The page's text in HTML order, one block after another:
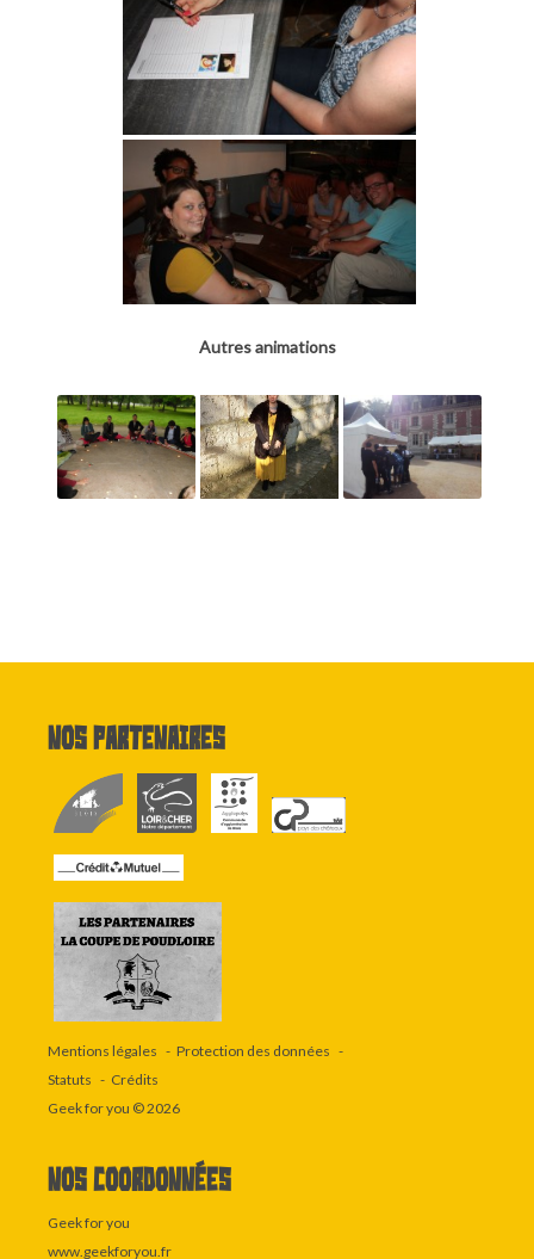
Autres animations
Nos partenaires
Mentions légales
Protection des données
Statuts
Crédits
Geek for you © 2026
Nos coordonnées
Geek for you
www.geekforyou.fr